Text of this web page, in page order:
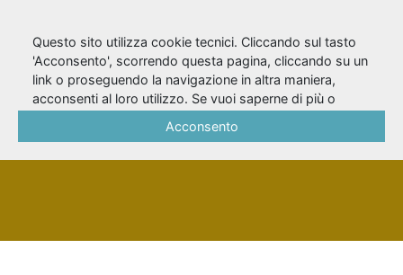
Escudier, Léon
PERSONA
Questo sito utilizza cookie tecnici. Cliccando sul tasto
'Acconsento', scorrendo questa pagina, cliccando su un
link o proseguendo la navigazione in altra maniera,
acconsenti al loro utilizzo. Se vuoi saperne di più o
Acconsento